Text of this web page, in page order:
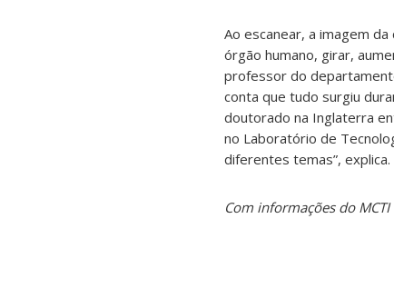
Ao escanear, a imagem
órgão humano, girar,
professor do
conta que tudo surgiu
doutorado na Inglaterra
no Laboratório de
diferentes temas”, explica.
Com informações do MCTI